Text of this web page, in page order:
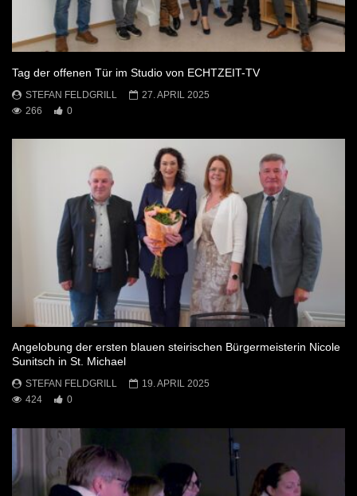
Tag der offenen Tür im Studio von ECHTZEIT-TV
STEFAN FELDGRILL
27. APRIL 2025
266
0
Angelobung der ersten blauen steirischen Bürgermeisterin Nicole
Sunitsch in St. Michael
STEFAN FELDGRILL
19. APRIL 2025
424
0